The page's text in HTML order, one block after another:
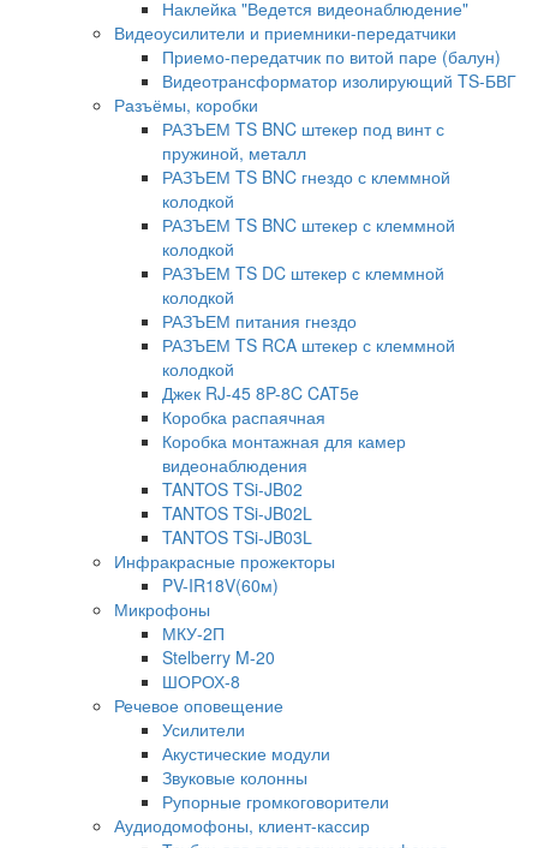
Наклейка "Ведется видеонаблюдение"
Видеоусилители и приемники-передатчики
Приемо-передатчик по витой паре (балун)
Видеотрансформатор изолирующий TS-БВГ
Разъёмы, коробки
РАЗЪЕМ TS BNC штекер под винт с
пружиной, металл
РАЗЪЕМ TS BNC гнездо с клеммной
колодкой
РАЗЪЕМ TS BNC штекер с клеммной
колодкой
РАЗЪЕМ TS DC штекер с клеммной
колодкой
РАЗЪЕМ питания гнездо
РАЗЪЕМ TS RCA штекер с клеммной
колодкой
Джек RJ-45 8P-8C CAT5e
Коробка распаячная
Коробка монтажная для камер
видеонаблюдения
TANTOS TSi-JB02
TANTOS TSi-JB02L
TANTOS TSi-JB03L
Инфракрасные прожекторы
PV-IR18V(60м)
Микрофоны
МКУ-2П
Stelberry M-20
ШОРОХ-8
Речевое оповещение
Усилители
Акустические модули
Звуковые колонны
Рупорные громкоговорители
Аудиодомофоны, клиент-кассир